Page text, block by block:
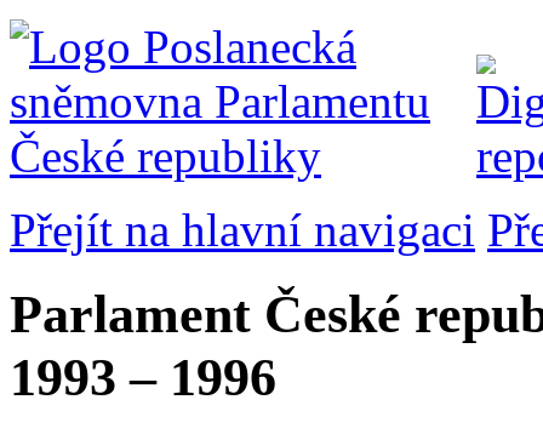
Přejít na hlavní navigaci
Parlament České
1993 – 1996